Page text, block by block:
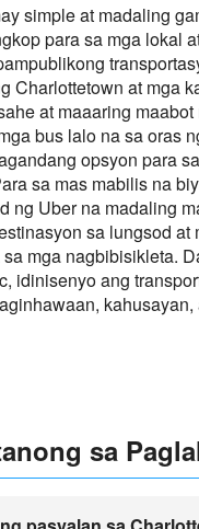
simple at madaling
para sa mga lokal
Charlottetown at mga
at maaaring
bus lalo na sa oras
opsyon para
sa mas mabilis na
ng Uber na madaling
sa lungsod at
mga nagbibisikleta.
idinisenyo ang
sa